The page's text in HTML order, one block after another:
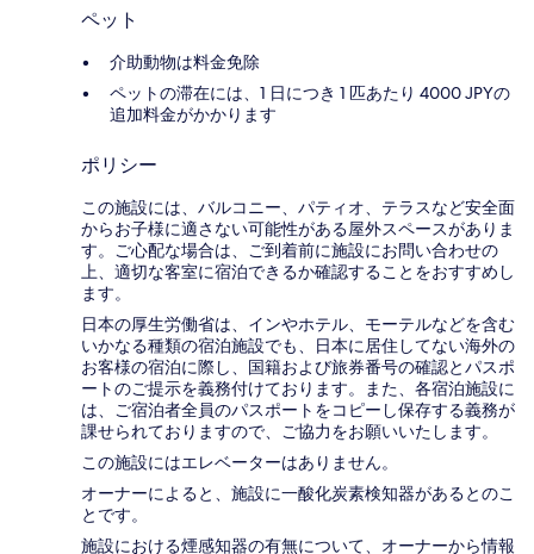
ペット
介助動物は料金免除
ペットの滞在には、1 日につき 1 匹あたり 4000 JPYの
追加料金がかかります
ポリシー
この施設には、バルコニー、パティオ、テラスなど安全面
からお子様に適さない可能性がある屋外スペースがありま
す。ご心配な場合は、ご到着前に施設にお問い合わせの
上、適切な客室に宿泊できるか確認することをおすすめし
ます。
日本の厚生労働省は、インやホテル、モーテルなどを含む
いかなる種類の宿泊施設でも、日本に​居住してない海外の
お客様の宿泊に際し、国籍および旅券番号の確認とパスポ
ートのご提示を義務付け​ております。また、各宿泊施設に
は、ご宿泊者全員のパスポートをコピーし保存する義務が
課せられておりますの​で、ご協力をお願いいたします。
この施設にはエレベーターはありません。
オーナーによると、施設に一酸化炭素検知器があるとのこ
とです。
施設における煙感知器の有無について、オーナーから情報